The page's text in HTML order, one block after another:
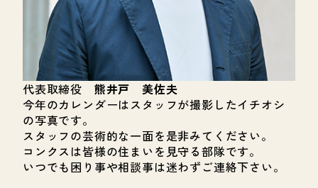
代表取締役 熊井戸 美佐夫
今年のカレンダーはスタッフが撮影したイチオシ
の写真です。
スタッフの芸術的な一面を是非みてください。
コンクスは皆様の住まいを見守る部隊です。
いつでも困り事や相談事は迷わずご連絡下さい。